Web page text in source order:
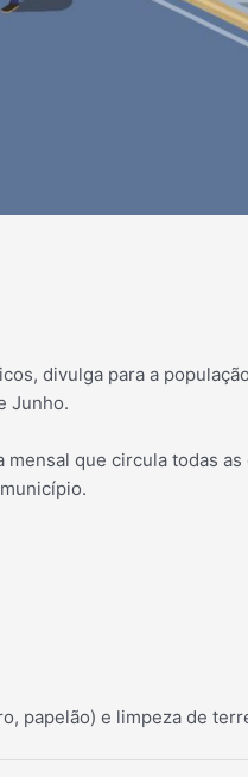
divulga para a
Junho.
que circula todas
papelão) e limpeza de